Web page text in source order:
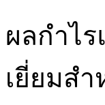
ผลกำไ
เยี่ยมส